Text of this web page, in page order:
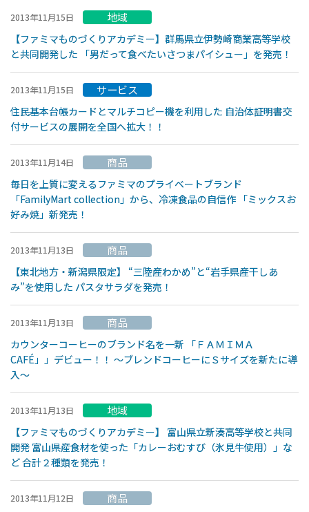
2013年11月15日 地域
【ファミマものづくりアカデミー】群馬県立伊勢崎商業高等学校
と共同開発した 「男だって食べたいさつまパイシュー」を発売！
2013年11月15日 サービス
住民基本台帳カードとマルチコピー機を利用した 自治体証明書交
付サービスの展開を全国へ拡大！！
2013年11月14日 商品
毎日を上質に変えるファミマのプライベートブランド
「FamilyMart collection」から、冷凍食品の自信作 「ミックスお
好み焼」新発売！
2013年11月13日 商品
【東北地方・新潟県限定】 “三陸産わかめ”と“岩手県産干しあ
み”を使用した パスタサラダを発売！
2013年11月13日 商品
カウンターコーヒーのブランド名を一新 「ＦＡＭＩＭＡ
CAFÉ」」デビュー！！ 〜ブレンドコーヒーにＳサイズを新たに導
入〜
2013年11月13日 地域
【ファミマものづくりアカデミー】 富山県立新湊高等学校と共同
開発 富山県産食材を使った「カレーおむすび（氷見牛使用）」な
ど 合計２種類を発売！
2013年11月12日 商品